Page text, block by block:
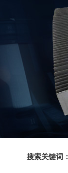
搜索关键词：